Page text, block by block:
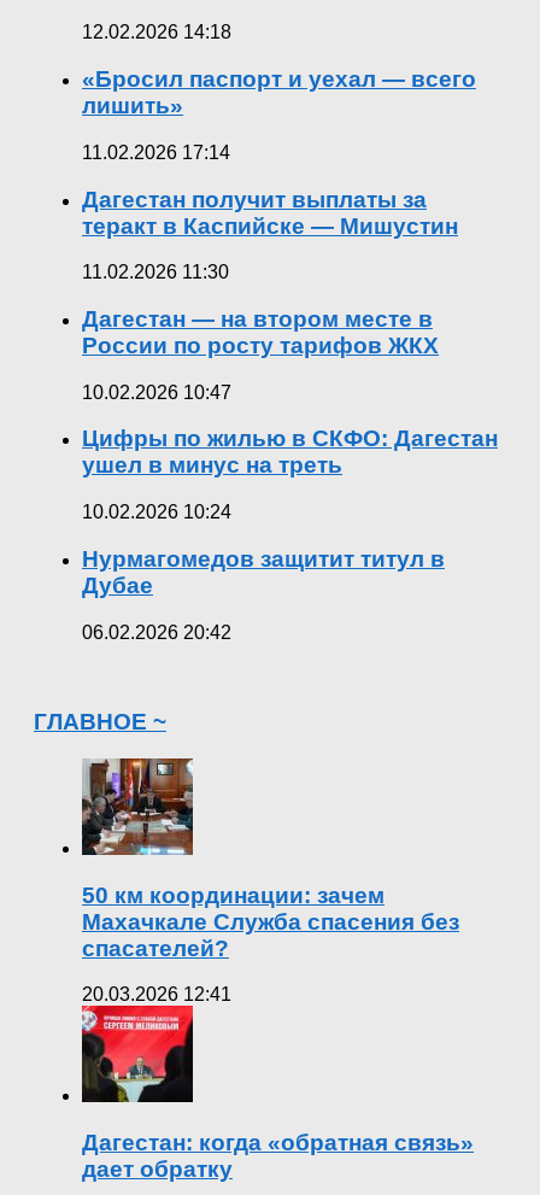
12.02.2026 14:18
«Бросил паспорт и уехал — всего
лишить»
11.02.2026 17:14
Дагестан получит выплаты за
теракт в Каспийске — Мишустин
11.02.2026 11:30
Дагестан — на втором месте в
России по росту тарифов ЖКХ
10.02.2026 10:47
Цифры по жилью в СКФО: Дагестан
ушел в минус на треть
10.02.2026 10:24
Нурмагомедов защитит титул в
Дубае
06.02.2026 20:42
ГЛАВНОЕ ~
50 км координации: зачем
Махачкале Служба спасения без
спасателей?
20.03.2026 12:41
Дагестан: когда «обратная связь»
дает обратку